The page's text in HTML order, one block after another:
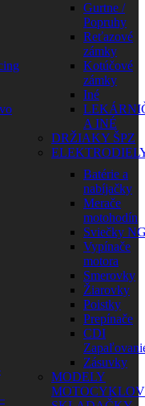
Gurtne /
Popruhy
Reťazové
zámky
Kotúčové
zámky
Iné
A INÉ
DRŽIAKY ŠPZ
Batérie a
nabíjačky
Merače
motohodín
Sviečky
Vypínače
motora
Smerovky
Žiarovky
Poistky
Prepínače
CDI
Zásuvky
MODELY